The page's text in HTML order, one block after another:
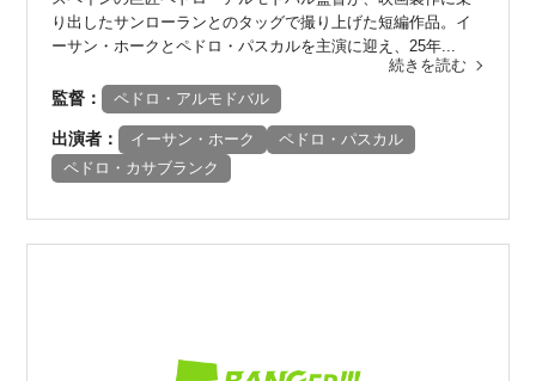
り出したサンローランとのタッグで撮り上げた短編作品。イ
ーサン・ホークとペドロ・パスカルを主演に迎え、25年...
続きを読む
監督： ペドロ・アルモドバル
出演者： イーサン・ホーク
ペドロ・パスカル
ペドロ・カサブランク